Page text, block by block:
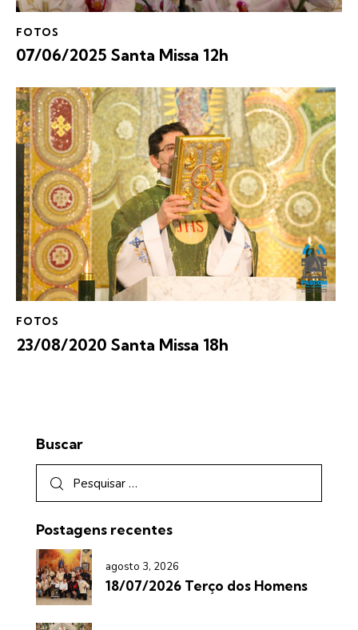
FOTOS
07/06/2025 Santa Missa 12h
FOTOS
23/08/2020 Santa Missa 18h
Buscar
Postagens recentes
agosto 3, 2026
18/07/2026 Terço dos Homens